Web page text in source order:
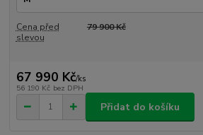
Cena před
slevou
79 900 Kč
67 990 Kč/ks
56 190 Kč bez DPH
Přidat do košíku